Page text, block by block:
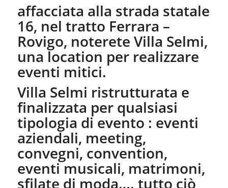
affacciata alla strada statale
16, nel tratto Ferrara –
Rovigo, noterete Villa Selmi,
una location per realizzare
eventi mitici.
Villa Selmi ristrutturata e
finalizzata per qualsiasi
tipologia di evento : eventi
aziendali, meeting,
convegni, convention,
eventi musicali, matrimoni,
sfilate di moda…. tutto ciò